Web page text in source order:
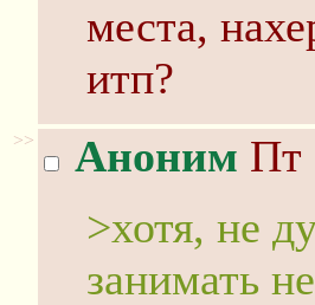
места,
итп?
>> Аноним Пт
>хотя, не
занимать